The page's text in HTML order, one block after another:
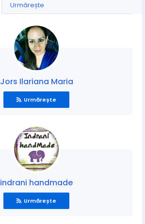
Urmărește
Jors Ilariana Maria
Urmărește
indrani handmade
Urmărește